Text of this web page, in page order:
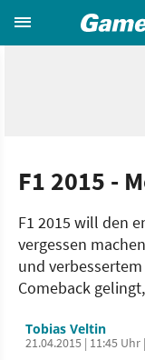
F1 2015 -
F1 2015 will den
vergessen
und
Comeback
Tobias Veltin
21.04.2015 | 11:45